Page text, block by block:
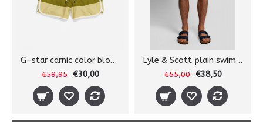
G-star carnic color block zwem
€59,95 €30,00
Lyle & Scott plain swimshort
€55,00 €38,50